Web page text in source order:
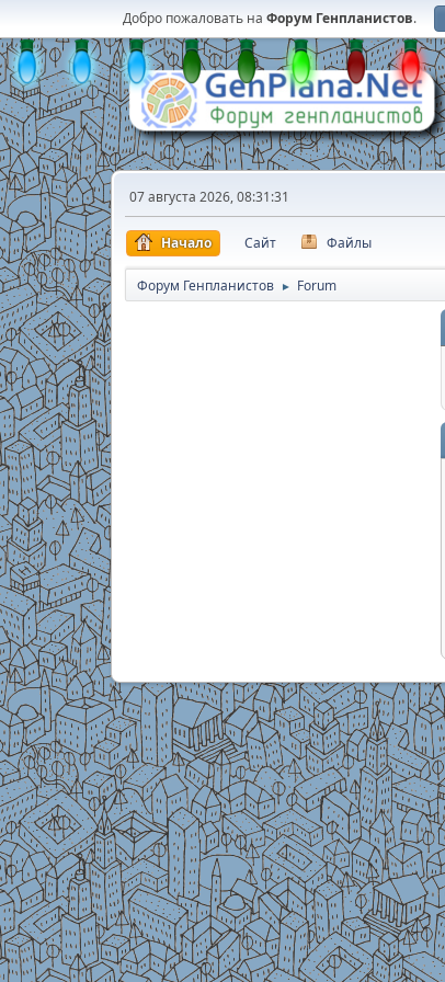
Добро пожаловать на Форум Генпланистов.
07 августа 2026, 08:31:31
Начало Сайт Файлы
Форум Генпланистов ► Forum